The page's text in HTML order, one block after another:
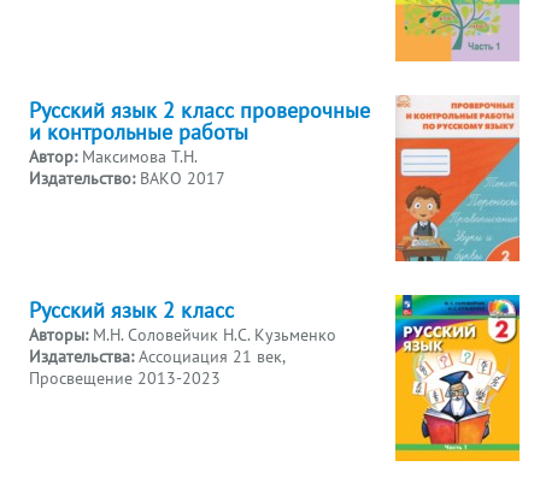
Русский язык 2 класс проверочные
и контрольные работы
Автор: Максимова Т.Н.
Издательство: ВАКО 2017
Русский язык 2 класс
Авторы: М.Н. Соловейчик Н.С. Кузьменко
Издательства:Ассоциация 21 век,
Просвещение 2013-2023